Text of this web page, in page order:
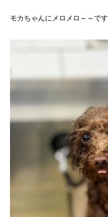
モカちゃんにメロメロ～～です